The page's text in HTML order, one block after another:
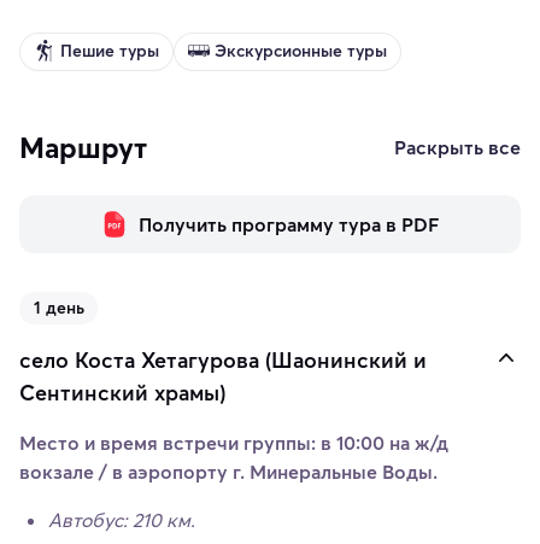
Пешие туры Экскурсионные туры
Маршрут Раскрыть все
Получить программу тура в PDF
1 день
село Коста Хетагурова (Шаонинский и
Сентинский храмы)
Место и время встречи группы: в 10:00 на ж/д
вокзале / в аэропорту г. Минеральные Воды.
Автобус: 210 км.